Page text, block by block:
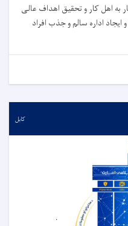
به اهل کار و تحقیق اهداف عالی
اداره سالم و جذب افراد
کابل